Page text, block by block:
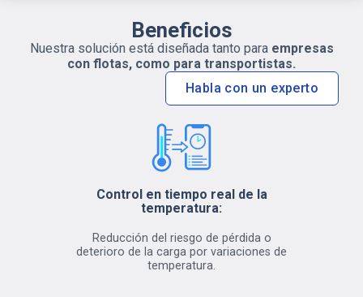
Beneficios
Nuestra solución está diseñada tanto para empresas
con flotas, como para transportistas.
Habla con un experto
Control en tiempo real de la
temperatura:
Reducción del riesgo de pérdida o
deterioro de la carga por variaciones de
temperatura.